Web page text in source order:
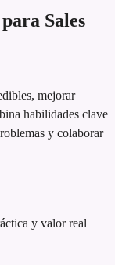
Sales
mejorar
habilidades clave
y colaborar
y valor real